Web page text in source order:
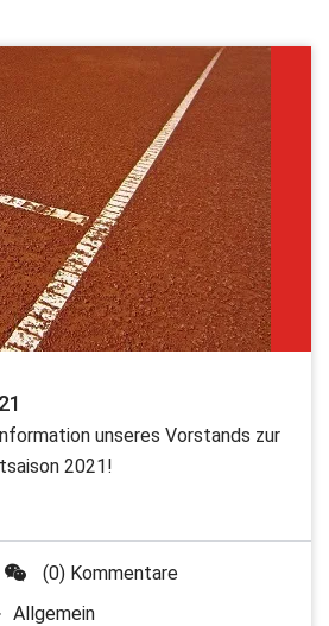
unseres Vorstands zur
2021!
(0) Kommentare
Allgemein